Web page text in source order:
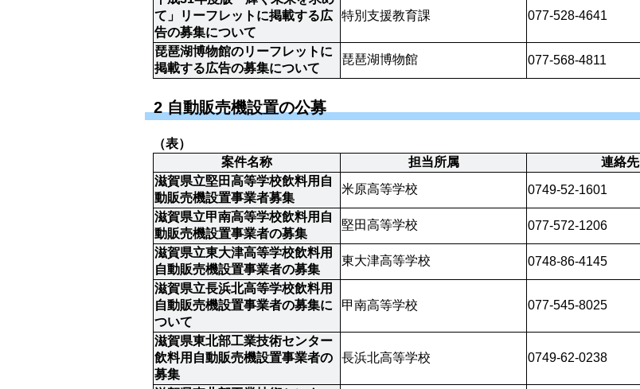
て」リーフレットに掲載する広
告の募集について
特別支援教育課 077-528-4641
琵琶湖博物館のリーフレットに
掲載する広告の募集について
琵琶湖博物館 077-568-4811
2 自動販売機設置の公募
（表）
案件名称
担当所属
連絡先
滋賀県立堅田高等学校飲料用自
動販売機設置事業者募集
米原高等学校
0749-52-1601
滋賀県立甲南高等学校飲料用自
動販売機設置事業者の募集
堅田高等学校
077-572-1206
滋賀県立東大津高等学校飲料用
自動販売機設置事業者の募集
東大津高等学校
0748-86-4145
滋賀県立長浜北高等学校飲料用
自動販売機設置事業者の募集に
ついて
甲南高等学校 077-545-8025
滋賀県東北部工業技術センター
飲料用自動販売機設置事業者の
募集
長浜北高等学校 0749-62-0238